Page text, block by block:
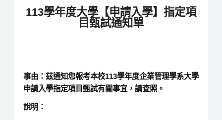
113學年度大學【申請入學】指定項
目甄試通知單
事由：茲通知您報考本校113學年度企業管理學系大學
申請入學指定項目甄試有關事宜，請查照。
說明：